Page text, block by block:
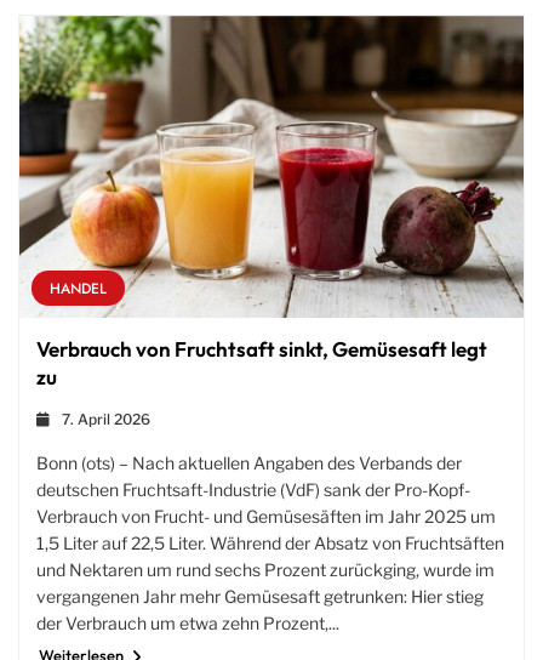
HANDEL
Verbrauch von Fruchtsaft sinkt, Gemüsesaft legt
zu
7. April 2026
Bonn (ots) – Nach aktuellen Angaben des Verbands der
deutschen Fruchtsaft-Industrie (VdF) sank der Pro-Kopf-
Verbrauch von Frucht- und Gemüsesäften im Jahr 2025 um
1,5 Liter auf 22,5 Liter. Während der Absatz von Fruchtsäften
und Nektaren um rund sechs Prozent zurückging, wurde im
vergangenen Jahr mehr Gemüsesaft getrunken: Hier stieg
der Verbrauch um etwa zehn Prozent,...
Weiterlesen